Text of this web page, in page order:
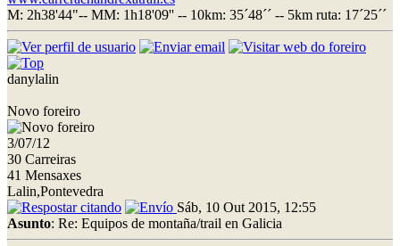
M: 2h38'44"-- MM: 1h18'09'' -- 10km: 35´48´´ -- 5km ruta: 17´25´´
danylalin
Novo foreiro
3/07/12
30 Carreiras
41 Mensaxes
Lalin,Pontevedra
Sáb, 10 Out 2015, 12:55
Asunto: Re: Equipos de montaña/trail en Galicia